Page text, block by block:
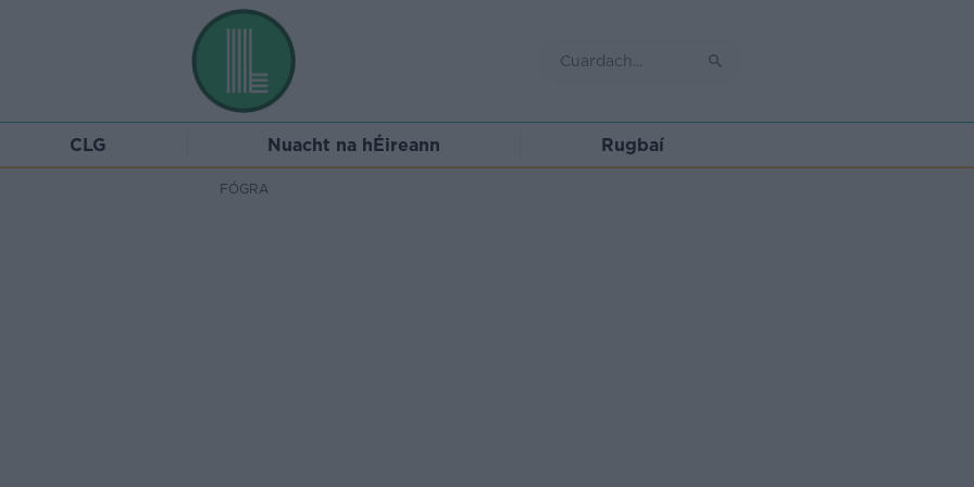
CLG Nuacht na hÉireann Rugbaí
FÓGRA